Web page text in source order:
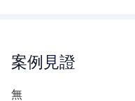
案例見證
無